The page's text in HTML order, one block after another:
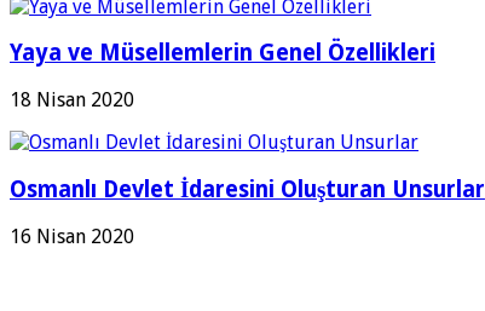
Yaya ve Müsellemlerin Genel Özellikleri
18 Nisan 2020
Osmanlı Devlet İdaresini Oluşturan Unsurlar
16 Nisan 2020